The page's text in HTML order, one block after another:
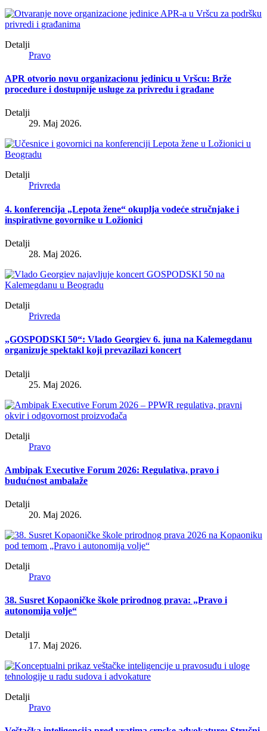
Detalji
Pravo
APR otvorio novu organizacionu jedinicu u Vršcu: Brže
procedure i dostupnije usluge za privredu i građane
Detalji
29. Maj 2026.
Detalji
Privreda
4. konferencija „Lepota žene“ okuplja vodeće stručnjake i
inspirativne govornike u Ložionici
Detalji
28. Maj 2026.
Detalji
Privreda
„GOSPODSKI 50“: Vlado Georgiev 6. juna na Kalemegdanu
organizuje spektakl koji prevazilazi koncert
Detalji
25. Maj 2026.
Detalji
Pravo
Ambipak Executive Forum 2026: Regulativa, pravo i
budućnost ambalaže
Detalji
20. Maj 2026.
Detalji
Pravo
38. Susret Kopaoničke škole prirodnog prava: „Pravo i
autonomija volje“
Detalji
17. Maj 2026.
Detalji
Pravo